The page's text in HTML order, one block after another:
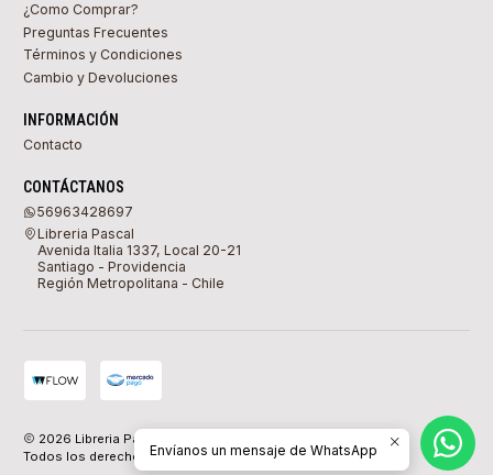
¿Como Comprar?
Preguntas Frecuentes
Términos y Condiciones
Cambio y Devoluciones
INFORMACIÓN
Contacto
CONTÁCTANOS
56963428697
Libreria Pascal
Avenida Italia 1337, Local 20-21
Santiago - Providencia
Región Metropolitana - Chile
2026 Libreria Pascal.
Todos los derechos reservados. Desarrollado por Jumpseller
Envíanos un mensaje de WhatsApp